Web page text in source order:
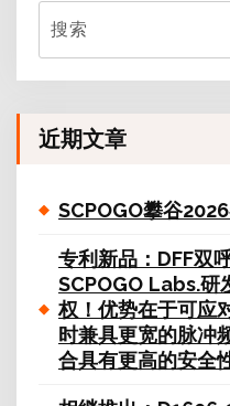
近期文章
SCPOGO攀谷
专利新品：DFF双
SCPOGO Labs.研
权！优势在于可应
时兼具更宽的脉冲
合具有更高的安全